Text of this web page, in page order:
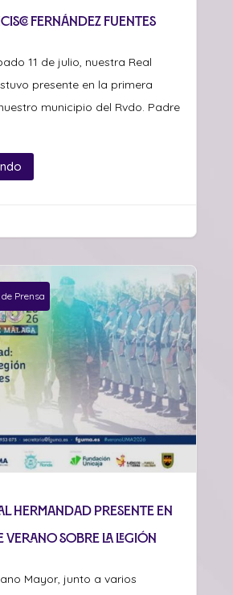
Fernández Fuentes
11 de julio, nuestra Real
presente en la primera
municipio del Rvdo. Padre
Prensa
Hermandad presente en
sobre La Legión
Mayor, junto a varios